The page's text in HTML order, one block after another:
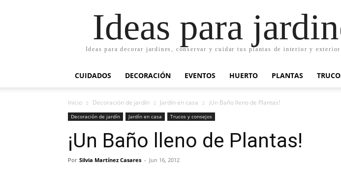
Ideas para
Ideas para decorar jardines, conservar y cuidar tus plantas de interior y
CUIDADOS DECORACIÓN EVENTOS HUERTO PLANTAS
Inicio Decoración de jardín Jardín en casa ¡Un Baño lleno de Plantas!
Decoración de jardín Jardín en casa Trucos y consejos
¡Un Baño lleno de Plantas!
Por Silvia Martínez Casares - Jun 16, 2012